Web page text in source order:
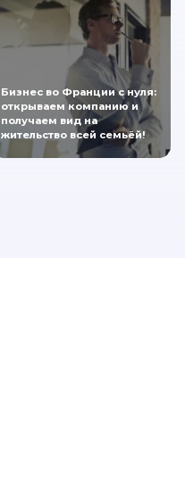
Бизнес во Франции с нуля:
открываем компанию и
получаем вид на
жительство всей семьёй!